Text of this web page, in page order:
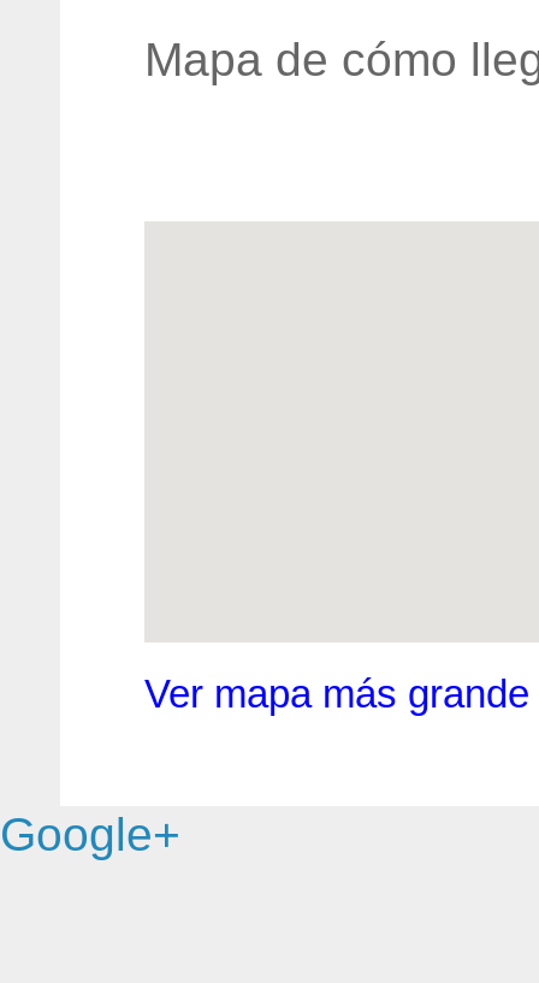
Mapa de cómo
Ver mapa más grande
Google+